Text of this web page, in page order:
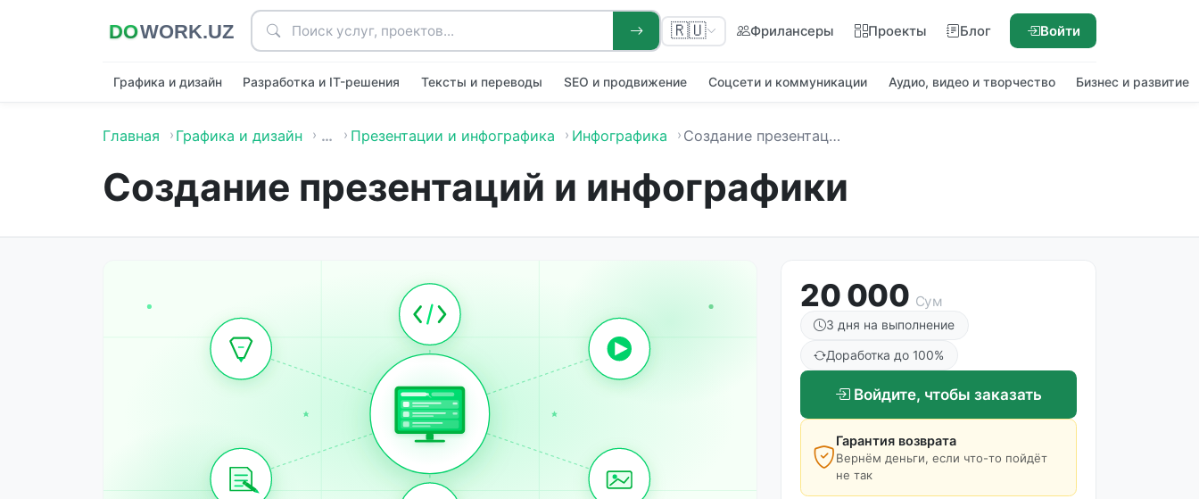
🇷🇺 Фрилансеры Проекты Блог Войти
Графика и дизайн Разработка и IT-решения Тексты и переводы SEO и продвижение Соцсети и коммуникации Аудио, видео и творчество Бизнес и развитие
Главная Графика и дизайн … Презентации и инфографика Инфографика Создание презентаций и инфографики
Создание презентаций и инфографики
20 000 Сум
3 дня на выполнение
Доработка до 100%
Войдите, чтобы заказать
Гарантия возврата
Вернём деньги, если что-то пойдёт
не так